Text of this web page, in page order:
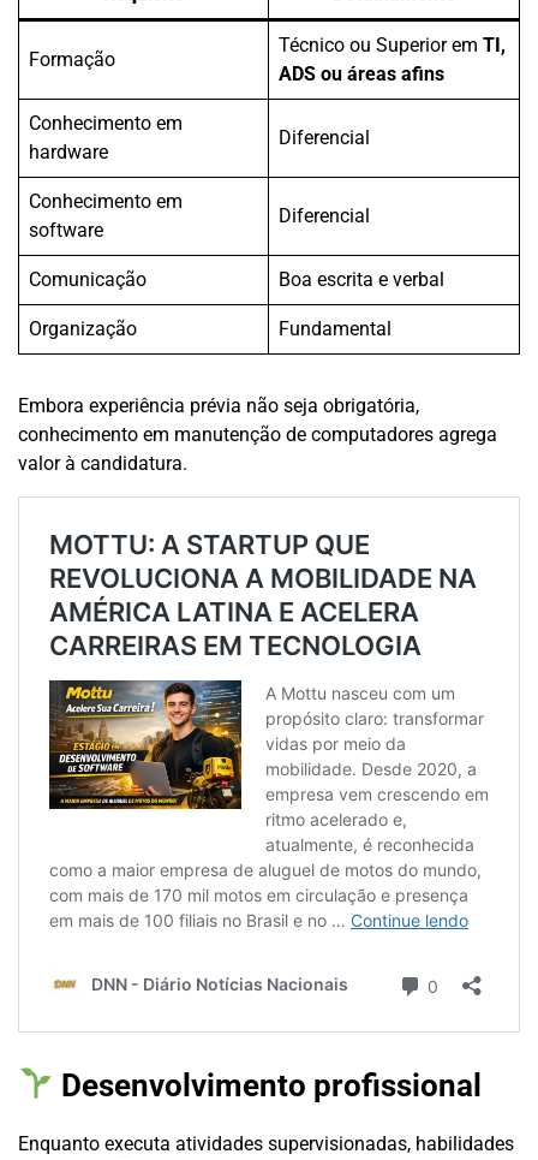
Formação
Técnico ou Superior em TI,
ADS ou áreas afins
Conhecimento em
hardware
Diferencial
Conhecimento em
software
Diferencial
Comunicação Boa escrita e verbal
Organização Fundamental
Embora experiência prévia não seja obrigatória,
conhecimento em manutenção de computadores agrega
valor à candidatura.
Desenvolvimento profissional
Enquanto executa atividades supervisionadas, habilidades